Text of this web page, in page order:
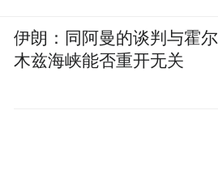
伊朗：同阿曼的谈判与霍尔
木兹海峡能否重开无关